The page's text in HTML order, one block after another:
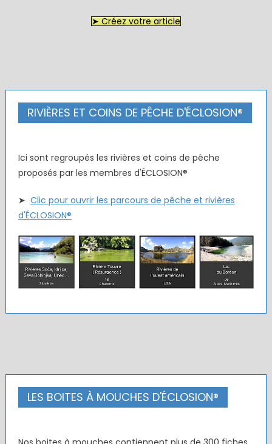
➤ Créez votre article
RIVIÈRES ET COINS DE PÊCHE D'ÉCLOSION®
Ici sont regroupés les rivières et coins de pêche
proposés par les membres d'ÉCLOSION®
➤ Clic pour ouvrir les parcours de pêche et rivières
d'ÉCLOSION®
LES BOITES À MOUCHES D'ÉCLOSION®